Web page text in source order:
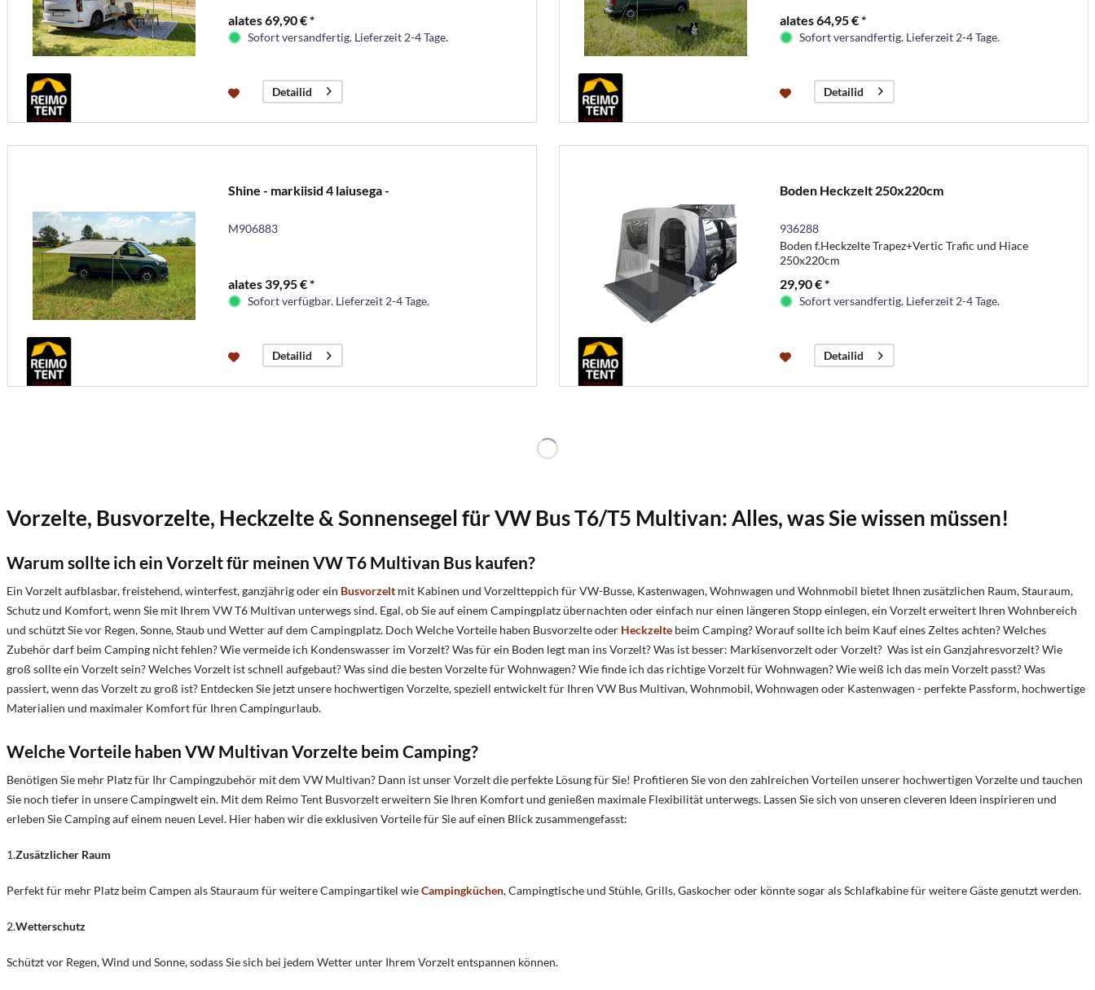
alates 69,90 € *
Sofort versandfertig. Lieferzeit 2-4 Tage.
Detailid
alates 64,95 € *
Sofort versandfertig. Lieferzeit 2-4 Tage.
Detailid
Shine - markiisid 4 laiusega -
M906883
alates 39,95 € *
Sofort verfügbar. Lieferzeit 2-4 Tage.
Detailid
Boden Heckzelt 250x220cm
936288
Boden f.Heckzelte Trapez+Vertic Trafic und Hiace
250x220cm
29,90 € *
Sofort versandfertig. Lieferzeit 2-4 Tage.
Detailid
Vorzelte, Busvorzelte, Heckzelte & Sonnensegel für VW Bus T6/T5 Multivan: Alles, was Sie wissen müssen!
Warum sollte ich ein Vorzelt für meinen VW T6 Multivan Bus kaufen?
Ein Vorzelt aufblasbar, freistehend, winterfest, ganzjährig oder ein Busvorzelt mit Kabinen und Vorzeltteppich für VW-Busse, Kastenwagen, Wohnwagen und Wohnmobil bietet Ihnen zusätzlichen Raum, Stauraum,
Schutz und Komfort, wenn Sie mit Ihrem VW T6 Multivan unterwegs sind. Egal, ob Sie auf einem Campingplatz übernachten oder einfach nur einen längeren Stopp einlegen, ein Vorzelt erweitert Ihren Wohnbereich
und schützt Sie vor Regen, Sonne, Staub und Wetter auf dem Campingplatz. Doch Welche Vorteile haben Busvorzelte oder Heckzelte beim Camping? Worauf sollte ich beim Kauf eines Zeltes achten? Welches
Zubehör darf beim Camping nicht fehlen? Wie vermeide ich Kondenswasser im Vorzelt? Was für ein Boden legt man ins Vorzelt? Was ist besser: Markisenvorzelt oder Vorzelt? Was ist ein Ganzjahresvorzelt? Wie
groß sollte ein Vorzelt sein? Welches Vorzelt ist schnell aufgebaut? Was sind die besten Vorzelte für Wohnwagen? Wie finde ich das richtige Vorzelt für Wohnwagen? Wie weiß ich das mein Vorzelt passt? Was
passiert, wenn das Vorzelt zu groß ist? Entdecken Sie jetzt unsere hochwertigen Vorzelte, speziell entwickelt für Ihren VW Bus Multivan, Wohnmobil, Wohnwagen oder Kastenwagen - perfekte Passform, hochwertige
Materialien und maximaler Komfort für Ihren Campingurlaub.
Welche Vorteile haben VW Multivan Vorzelte beim Camping?
Benötigen Sie mehr Platz für Ihr Campingzubehör mit dem VW Multivan? Dann ist unser Vorzelt die perfekte Lösung für Sie! Profitieren Sie von den zahlreichen Vorteilen unserer hochwertigen Vorzelte und tauchen
Sie noch tiefer in unsere Campingwelt ein. Mit dem Reimo Tent Busvorzelt erweitern Sie Ihren Komfort und genießen maximale Flexibilität unterwegs. Lassen Sie sich von unseren cleveren Ideen inspirieren und
erleben Sie Camping auf einem neuen Level. Hier haben wir die exklusiven Vorteile für Sie auf einen Blick zusammengefasst:
1.Zusätzlicher Raum
Perfekt für mehr Platz beim Campen als Stauraum für weitere Campingartikel wieCampingküchen, Campingtische und Stühle, Grills, Gaskocher oder könnte sogar als Schlafkabine für weitere Gäste genutzt werden.
2.Wetterschutz
Schützt vor Regen, Wind und Sonne, sodass Sie sich bei jedem Wetter unter Ihrem Vorzelt entspannen können.